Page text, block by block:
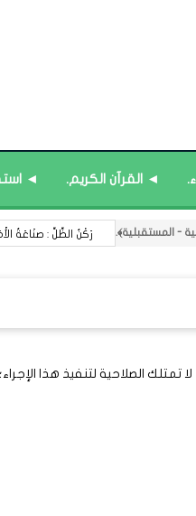
◄ القرآن الكريم. ◄
رَكْنُ الظِّلِّ : صنَاعَةُ
لا تمتلك الصلاحية لتنفيذ هذا